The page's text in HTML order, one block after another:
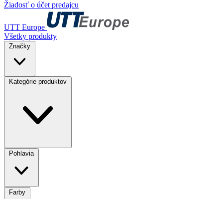
Žiadosť o účet predajcu
UTT Europe
Všetky produkty
Značky
Kategórie produktov
Pohlavia
Farby